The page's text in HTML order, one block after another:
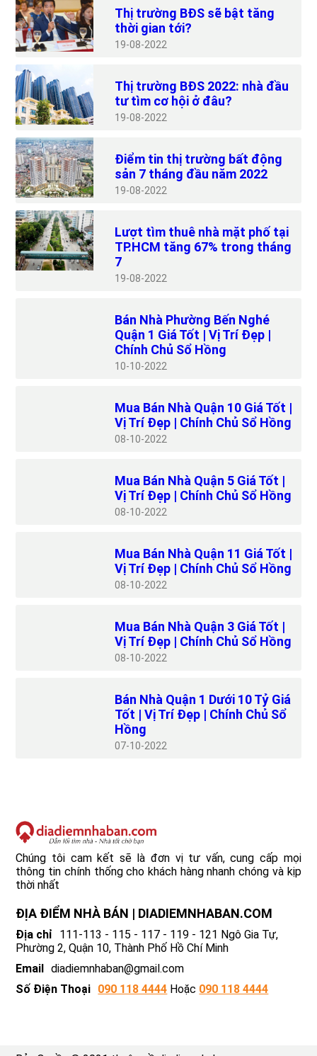
Thị trường BĐS sẽ bật tăng
thời gian tới?
19 08-2022
Thị trường BĐS 2022: nhà đầu
tư tìm cơ hội ở đâu?
19 08-2022
Điểm tin thị trường bất động
sản 7 tháng đầu năm 2022
19 08-2022
Lượt tìm thuê nhà mặt phố tại
TP.HCM tăng 67% trong tháng
7
19 08-2022
Bán Nhà Phường Bến Nghé
Quận 1 Giá Tốt | Vị Trí Đẹp |
Chính Chủ Sổ Hồng
10 10-2022
Mua Bán Nhà Quận 10 Giá Tốt |
Vị Trí Đẹp | Chính Chủ Sổ Hồng
08 10-2022
Mua Bán Nhà Quận 5 Giá Tốt |
Vị Trí Đẹp | Chính Chủ Sổ Hồng
08 10-2022
Mua Bán Nhà Quận 11 Giá Tốt |
Vị Trí Đẹp | Chính Chủ Sổ Hồng
08 10-2022
Mua Bán Nhà Quận 3 Giá Tốt |
Vị Trí Đẹp | Chính Chủ Sổ Hồng
08 10-2022
Bán Nhà Quận 1 Dưới 10 Tỷ Giá
Tốt | Vị Trí Đẹp | Chính Chủ Sổ
Hồng
07 10-2022
Chúng tôi cam kết sẽ là đơn vị tư vấn, cung cấp mọi
thông tin chính thống cho khách hàng nhanh chóng và kịp
thời nhất
ĐỊA ĐIỂM NHÀ BÁN | DIADIEMNHABAN.COM
Địa chỉ
111-113 - 115 - 117 - 119 - 121 Ngô Gia Tự,
Phường 2, Quận 10, Thành Phố Hồ Chí Minh
Email diadiemnhaban@gmail.com
Số Điện Thoại 090 118 4444 Hoặc 090 118 4444